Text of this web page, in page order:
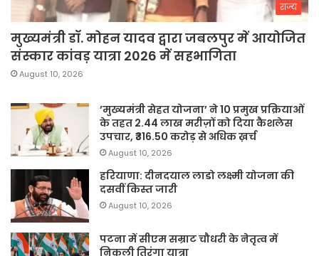
राज्य
मुख्यमंत्री डॉ. मोहन यादव द्वारा जबलपुर में आयोजित
संस्कार कांवड़ यात्रा 2026 में सहभागिता
August 10, 2026
’मुख्यमंत्री सेहत योजना’ ने 10 प्रमुख प्रक्रियाओं
के तहत 2.44 लाख मरीज़ों को दिया कैशलेस
उपचार, ₹316.50 करोड़ से अधिक ख़र्च
August 10, 2026
हरियाणा: दीनदयाल लाडो लक्ष्मी योजना की
दसवीं किस्त जारी
August 10, 2026
पटना में सीएम सम्राट चौधरी के नेतृत्व में
निकली तिरंगा यात्रा